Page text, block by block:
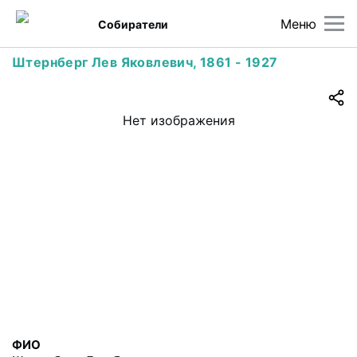
Меню
Собиратели
Штернберг Лев Яковлевич, 1861 - 1927
Нет изображения
ФИО